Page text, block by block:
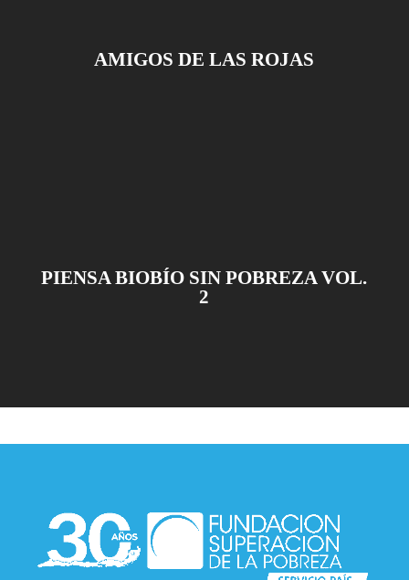
AMIGOS DE LAS ROJAS
PIENSA BIOBÍO SIN POBREZA VOL.
2